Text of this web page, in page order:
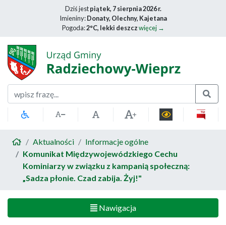
Dziś jestpiątek, 7 sierpnia 2026 r.
Imieniny:Donaty, Olechny, Kajetana
Pogoda:2°C, lekki deszczwięcej →
Szukaj
Aktualności
Informacje ogólne
Komunikat Międzywojewódzkiego Cechu
Kominiarzy w związku z kampanią społeczną:
„Sadza płonie. Czad zabija. Żyj!"
Nawigacja